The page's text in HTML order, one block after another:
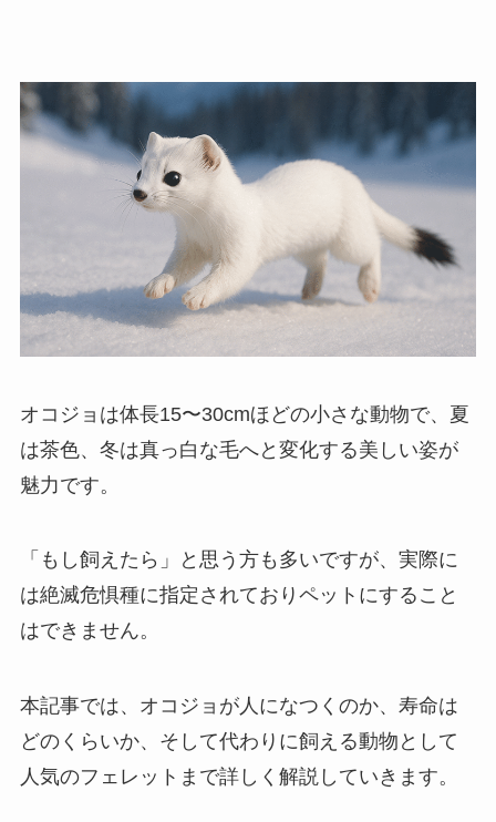
オコジョは体長15〜30cmほどの小さな動物で、夏
は茶色、冬は真っ白な毛へと変化する美しい姿が
魅力です。
「もし飼えたら」と思う方も多いですが、実際に
は絶滅危惧種に指定されておりペットにすること
はできません。
本記事では、オコジョが人になつくのか、寿命は
どのくらいか、そして代わりに飼える動物として
人気のフェレットまで詳しく解説していきます。